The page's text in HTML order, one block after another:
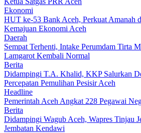
Ekonomi
HUT ke-53 Bank Aceh, Perkuat Amanah
Kemajuan Ekonomi Aceh
Daerah
Sempat Terhenti, Intake Perumdam Tirta
Lamgarot Kembali Normal
Berita
Didampingi T.A. Khalid, KKP Salurkan
Percepatan Pemulihan Pesisir Aceh
Headline
Pemerintah Aceh Angkat 228 Pegawai
Berita
Didampingi Wagub Aceh, Wapres Tinjau
Jembatan Kendawi